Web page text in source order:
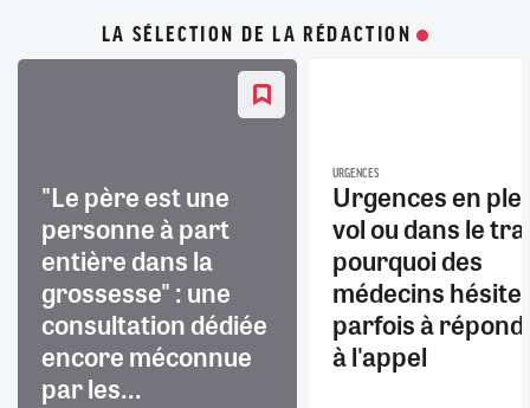
LA SÉLECTION DE LA RÉDACTION
"Le père est une
personne à part
entière dans la
grossesse" : une
consultation dédiée
encore méconnue
par les...
URGENCES
Urgences en
vol ou dans le
pourquoi des
médecins
parfois à
à l'appel